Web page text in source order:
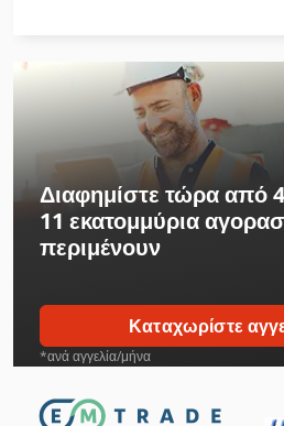
Διαφημίστε τώρα από
11 εκατομμύρια
περιμένουν
Καταχωρίστε
*ανά αγγελία/μήνα